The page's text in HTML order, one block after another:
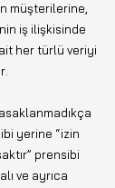
müşterilerine,
iş ilişkisinde
her türlü veriyi
yerine “izin
prensibi
ve ayrıca